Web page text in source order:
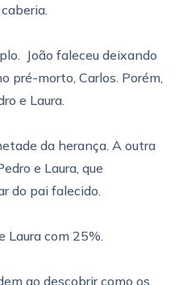
João faleceu deixando
pré-morto, Carlos. Porém,
e Laura.
da herança. A outra
e Laura, que
do pai falecido.
Laura com 25%.
ao descobrir como os